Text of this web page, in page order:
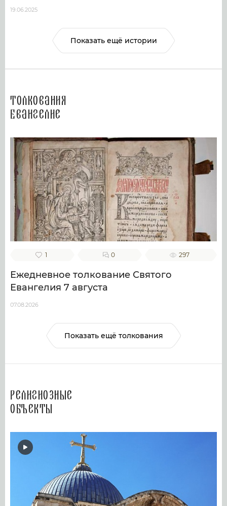
19.06.2025
Показать ещё истории
Толкования
Евангелие
1 0 297
Ежедневное толкование Святого
Евангелия 7 августа
07.08.2026
Показать ещё толкования
Религиозные
объекты